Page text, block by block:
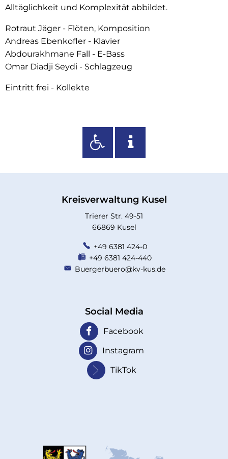
Alltäglichkeit und Komplexität abbildet.
Rotraut Jäger - Flöten, Komposition
Andreas Ebenkofler - Klavier
Abdourakhmane Fall - E-Bass
Omar Diadji Seydi - Schlagzeug
Eintritt frei - Kollekte
Kreisverwaltung Kusel
Trierer Str. 49-51
66869 Kusel
+49 6381 424-0
+49 6381 424-440
Buergerbuero@kv-kus.de
Social Media
Facebook
Instagram
TikTok